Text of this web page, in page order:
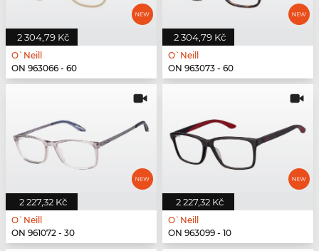
2 304,79 Kč
O`Neill
ON 963066 - 60
2 304,79 Kč
O`Neill
ON 963073 - 60
2 227,32 Kč
O`Neill
ON 961072 - 30
2 227,32 Kč
O`Neill
ON 963099 - 10